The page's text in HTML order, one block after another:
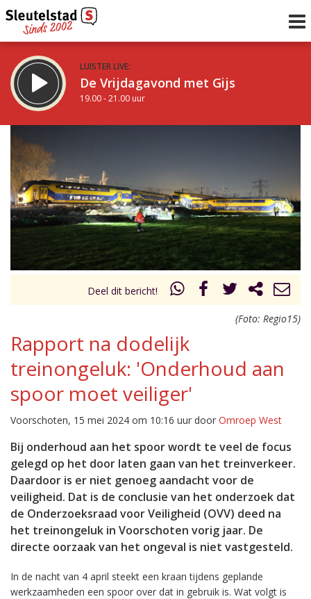
LUISTER LIVE:
De Vrijdagavond met Gijs
19.00 - 21.00 uur
De avond van Sleutelstad
21.00 - 0.00 uur
Vorig uur
Inklappen
Deel dit bericht!
(Foto: Regio15)
Rapport na dodelijk
treinongeluk: 'Onderhoud aan
spoor moet veiliger'
Voorschoten, 15 mei 2024 om 10:16 uur door Omroep West
Bij onderhoud aan het spoor wordt te veel de focus
gelegd op het door laten gaan van het treinverkeer.
Daardoor is er niet genoeg aandacht voor de
veiligheid. Dat is de conclusie van het onderzoek dat
de Onderzoeksraad voor Veiligheid (OVV) deed na
het treinongeluk in Voorschoten vorig jaar. De
directe oorzaak van het ongeval is niet vastgesteld.
In de nacht van 4 april steekt een kraan tijdens geplande
werkzaamheden een spoor over dat in gebruik is. Wat volgt is